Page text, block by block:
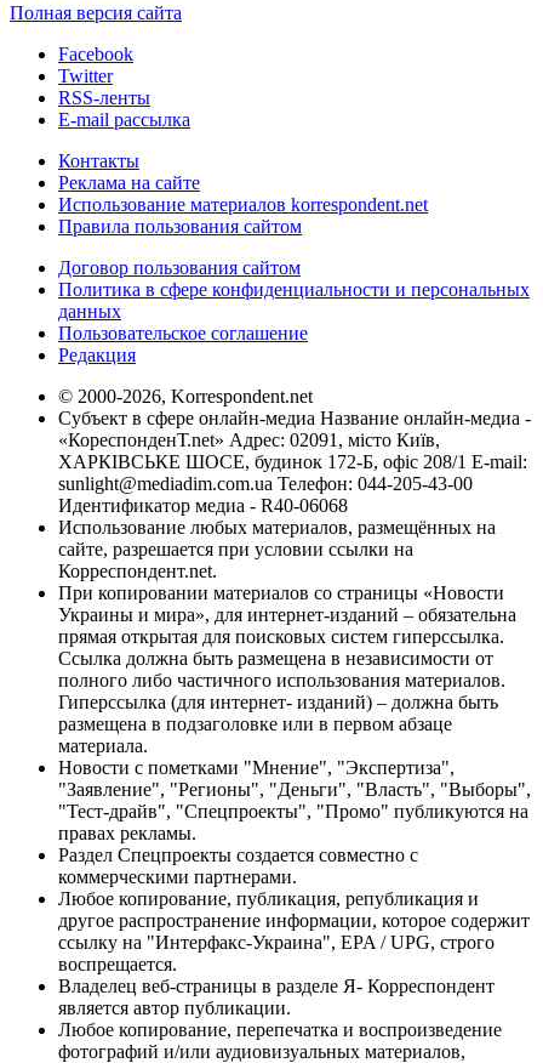
Полная версия сайта
Facebook
Twitter
RSS-ленты
E-mail рассылка
Контакты
Реклама на сайте
Использование материалов korrespondent.net
Правила пользования сайтом
Договор пользования сайтом
Политика в сфере конфиденциальности и персональных
данных
Пользовательское соглашение
Редакция
© 2000-2026, Korrespondent.net
Субъект в сфере онлайн-медиа Название онлайн-медиа -
«КореспонденТ.net» Адрес: 02091, місто Київ,
ХАРКІВСЬКЕ ШОСЕ, будинок 172-Б, офіс 208/1 E-mail:
sunlight@mediadim.com.ua Телефон: 044-205-43-00
Идентификатор медиа - R40-06068
Использование любых материалов, размещённых на
сайте, разрешается при условии ссылки на
Корреспондент.net.
При копировании материалов со страницы «Новости
Украины и мира», для интернет-изданий – обязательна
прямая открытая для поисковых систем гиперссылка.
Ссылка должна быть размещена в независимости от
полного либо частичного использования материалов.
Гиперссылка (для интернет- изданий) – должна быть
размещена в подзаголовке или в первом абзаце
материала.
Новости с пометками "Мнение", "Экспертиза",
"Заявление", "Регионы", "Деньги", "Власть", "Выборы",
"Тест-драйв", "Спецпроекты", "Промо" публикуются на
правах рекламы.
Раздел Спецпроекты создается совместно с
коммерческими партнерами.
Любое копирование, публикация, републикация и
другое распространение информации, которое содержит
ссылку на "Интерфакс-Украина", EPA / UPG, строго
воспрещается.
Владелец веб-страницы в разделе Я- Корреспондент
является автор публикации.
Любое копирование, перепечатка и воспроизведение
фотографий и/или аудиовизуальных материалов,